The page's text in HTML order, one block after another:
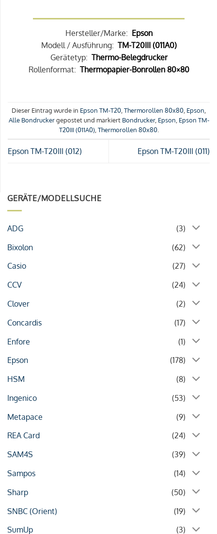
GERÄTE/MODELLSUCHE
ADG
(3)
Bixolon
(62)
Casio
(27)
CCV
(24)
Clover
(2)
Concardis
(17)
Enfore
(1)
Epson
(178)
HSM
(8)
Ingenico
(53)
Metapace
(9)
REA Card
(24)
SAM4S
(39)
Sampos
(14)
Sharp
(50)
SNBC (Orient)
(19)
SumUp
(3)
Hersteller/Marke: Epson
Modell / Ausführung: TM-T20III (011A0)
Gerätetyp: Thermo-Belegdrucker
Rollenformat: Thermopapier-Bonrollen 80×80
Dieser Eintrag wurde in Epson TM-T20,Thermorollen 80x80, Epson,
Alle Bondruckergepostet und markiert Bondrucker, Epson, Epson TM-
T20III (011A0),Thermorollen 80x80.
Epson TM-T20III (012) Epson TM-T20III (011)